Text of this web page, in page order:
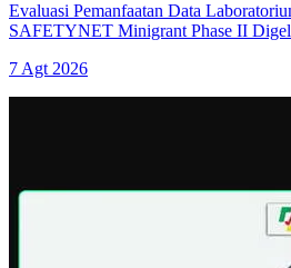
Evaluasi Pemanfaatan Data
SAFETYNET Minigrant Phase II
7 Agt 2026